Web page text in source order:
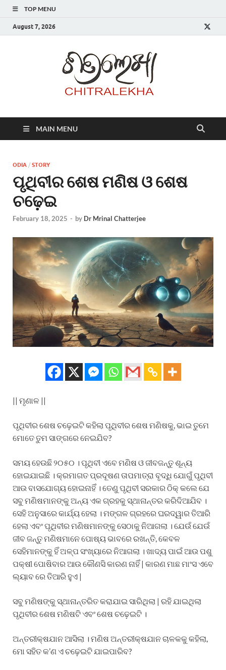
TOP MENU
August 7, 2026
MAIN MENU
ODIA / STORY
ପୃଥିବୀର ଶେଷ ମଣିଷ ଓ ଶେଷ
ଚଢ଼େଇ
February 18, 2025 - by Dr Mrinal Chatterjee
|| ମୃଣାଳ ||
ପୃଥିବୀର ଶେଷ ଚଢ଼େଇଟି କହିଲା ପୃଥିବୀର ଶେଷ ମଣିଷକୁ, ଭାଇ ତୁମେ
ମୋତେ ତୁମ ସାଙ୍ଗରେ ନେଇଯିବ?
ସମୟ ହେଉଛି ୨୦୫୦ । ପୃଥିବୀ ଏବେ ମଣିଷ ଓ ଜୀବଜନ୍ତୁ ଶୂନ୍ୟ
ହୋଇଯାଇଛି । କ୍ରମାଗତ ପ୍ରଦୂଷଣ ତାପମାତ୍ରା ବୃଦ୍ଧି ଯୋଗୁଁ ପୃଥିବୀ
ଆଉ ବାସଯୋଗ୍ୟ ହୋଇନାହିଁ । ତେଣୁ ପୃଥିବୀ ସରକାର ଠିକ୍ କଲେ ଯେ
ସବୁ ମଣିଷମାନଙ୍କୁ ଅନ୍ୟ ଏକ ଗ୍ରହକୁ ସ୍ଥାନାନ୍ତର କରିଦିଆଯିବ ।
ସେହି ଅନୁସାରେ କାର୍ଯ୍ୟ ହେଲା । ମଙ୍ଗଳ ଗ୍ରହରେ ଘରଦ୍ୱାର ତିଆରି
ହେଲା ଏବଂ ପୃଥିବୀର ମଣିଷମାନଙ୍କୁ ସେଠାକୁ ନିଆଗଲା । ଯେଉଁ ଯେଉଁ
ଜୀବ ଜନ୍ତୁ ମଣିଷମାନେ ପୋଷ୍ୟ ଭାବରେ ରଖନ୍ତି, କେବଳ
ସେହିମାନଙ୍କୁ ହିଁ ଅଳ୍ପ ସଂଖ୍ୟାରେ ନିଆଗଲା । ଖାଦ୍ୟ ପାଇଁ ଆଉ ପଶୁ
ପକ୍ଷୀ ପୋଷିବାର ଆଉ କୌଣସି କାରଣ ନାହିଁ | କାରଣ ମାଛ ମାଂସ ଏବେ
ଲ୍ୟାବ ରେ ତିଆରି ହୁଏ |
ସବୁ ମଣିଷଙ୍କୁ ସ୍ଥାନାନ୍ତରିତ କରାଯାଇ ସାରିଥିଲା | ରହି ଯାଇଥିଲା
ପୃଥିବୀର ଶେଷ ମଣିଷଟି ଏବଂ ଶେଷ ଚଢ଼େଇଟି ।
ଅନ୍ତରୀକ୍ଷଯାନ ଆସିଲା । ମଣିଷ ଅନ୍ତରୀକ୍ଷଯାନ ଚାଳକକୁ କହିଲା,
ମୋ ସହିତ କ’ଣ ଏ ଚଢ଼େଇଟି ଯାଇପାରିବ?